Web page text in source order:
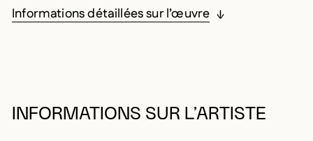
Informations détaillées sur l’œuvre
INFORMATIONS SUR L’ARTISTE